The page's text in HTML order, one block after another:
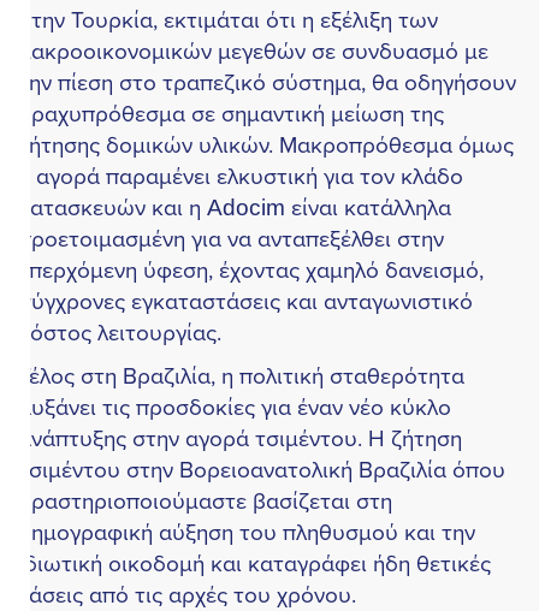
Τουρκία, εκτιμάται ότι η εξέλιξη των
μεγεθών σε συνδυασμό με
πίεση στο τραπεζικό σύστημα, θα οδηγήσουν
σε σημαντική μείωση της
δομικών υλικών. Μακροπρόθεσμα όμως
παραμένει ελκυστική για τον κλάδο
και η Adocim είναι κατάλληλα
για να ανταπεξέλθει στην
ύφεση, έχοντας χαμηλό δανεισμό,
εγκαταστάσεις και ανταγωνιστικό
λειτουργίας.
στη Βραζιλία, η πολιτική σταθερότητα
τις προσδοκίες για έναν νέο κύκλο
στην αγορά τσιμέντου. Η ζήτηση
στην Βορειοανατολική Βραζιλία όπου
βασίζεται στη
αύξηση του πληθυσμού και την
οικοδομή και καταγράφει ήδη θετικές
από τις αρχές του χρόνου.